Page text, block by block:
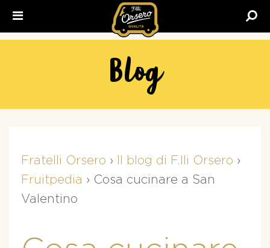
Blog
Fratelli Orsero › Il blog di F.lli Orsero ›
Fruitpedia › Cosa cucinare a San
Valentino